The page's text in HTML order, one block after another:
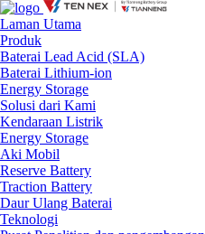
Laman Utama
Produk
Baterai Lead Acid (SLA)
Baterai Lithium-ion
Energy Storage
Solusi dari Kami
Kendaraan Listrik
Energy Storage
Aki Mobil
Reserve Battery
Traction Battery
Daur Ulang Baterai
Teknologi